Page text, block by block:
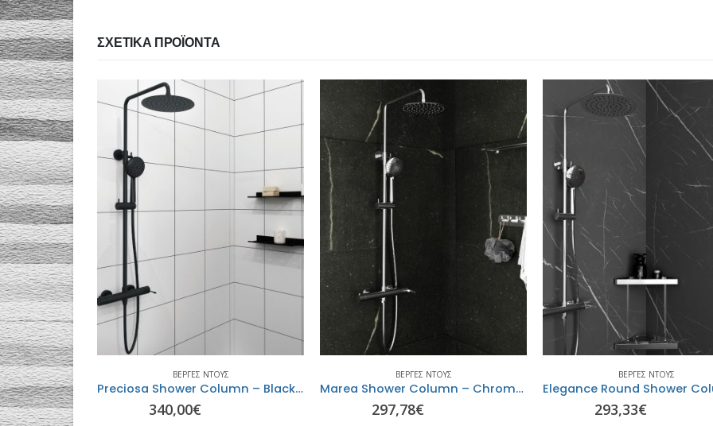
ΣΧΕΤΙΚΆ ΠΡΟΪΌΝΤΑ
Preciosa Shower Column – Black matt- ORABELLA
ΒΈΡΓΕΣ ΝΤΟΥΣ
Marea Shower Column – Chrome – ORABELLA
297,78€
ΒΈΡΓΕΣ ΝΤΟΥΣ
Elegance Round Shower Column – Chrome ORABELLA
293,33€
ΒΈΡΓΕΣ ΝΤΟΥΣ
416,59€